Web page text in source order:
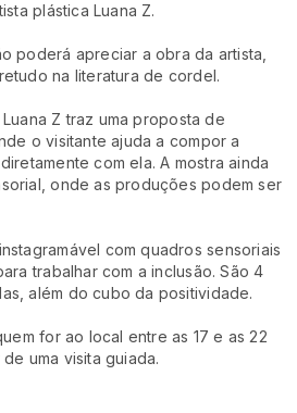
plástica Luana Z.
poderá apreciar a obra da artista,
na literatura de cordel.
Z traz uma proposta de
o visitante ajuda a compor a
com ela. A mostra ainda
onde as produções podem ser
com quadros sensoriais
trabalhar com a inclusão. São 4
além do cubo da positividade.
for ao local entre as 17 e as 22
uma visita guiada.